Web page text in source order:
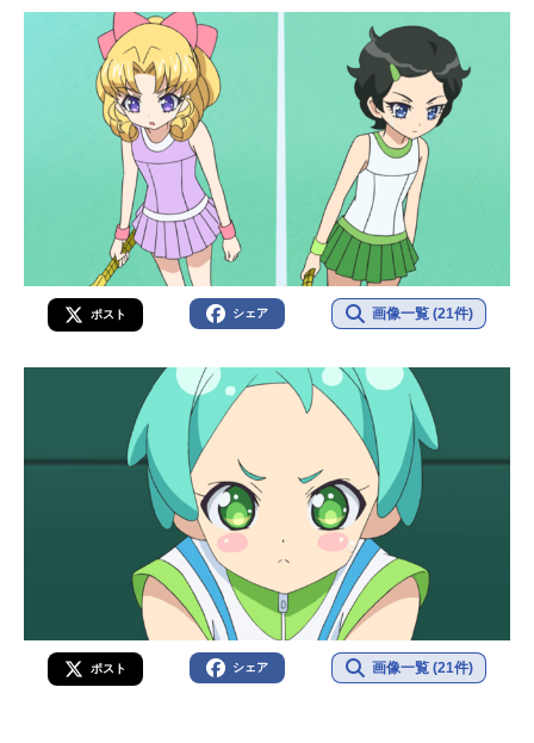
ポスト シェア 画像一覧 (21件)
ポスト シェア 画像一覧 (21件)